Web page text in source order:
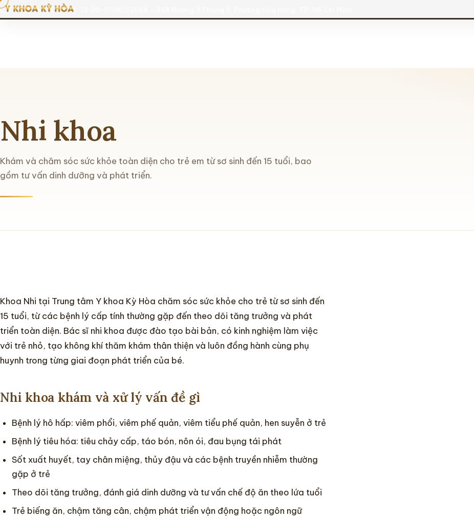
T2-T7: 06:30-11:30 · 13:00-17:00
Nhi khoa
Khám và chăm sóc sức khỏe toàn diện cho trẻ em từ sơ sinh đến 15 tuổi, bao
gồm tư vấn dinh dưỡng và phát triển.
Khoa Nhi tại Trung tâm Y khoa Kỳ Hòa chăm sóc sức khỏe cho trẻ từ sơ sinh đến
15 tuổi, từ các bệnh lý cấp tính thường gặp đến theo dõi tăng trưởng và phát
triển toàn diện. Bác sĩ nhi khoa được đào tạo bài bản, có kinh nghiệm làm việc
với trẻ nhỏ, tạo không khí thăm khám thân thiện và luôn đồng hành cùng phụ
huynh trong từng giai đoạn phát triển của bé.
Nhi khoa khám và xử lý vấn đề gì
Bệnh lý hô hấp: viêm phổi, viêm phế quản, viêm tiểu phế quản, hen suyễn ở trẻ
Bệnh lý tiêu hóa: tiêu chảy cấp, táo bón, nôn ói, đau bụng tái phát
Sốt xuất huyết, tay chân miệng, thủy đậu và các bệnh truyền nhiễm thường
gặp ở trẻ
Theo dõi tăng trưởng, đánh giá dinh dưỡng và tư vấn chế độ ăn theo lứa tuổi
Trẻ biếng ăn, chậm tăng cân, chậm phát triển vận động hoặc ngôn ngữ